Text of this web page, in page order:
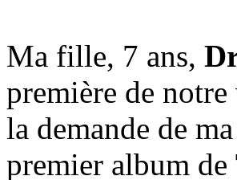
Ma fille, 7 ans,
première de
la demande de
premier album de